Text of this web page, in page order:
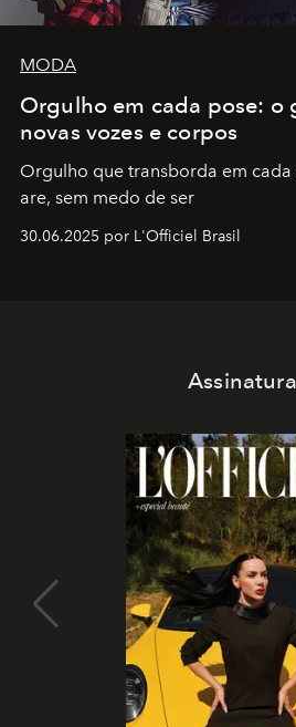
MODA
Orgulho em cada pose: o
novas vozes e corpos
Orgulho que transborda em
are, sem medo de ser
30.06.2025 por L'Officiel Brasil